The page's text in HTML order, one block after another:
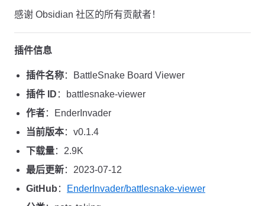
感谢 Obsidian 社区的所有贡献者！
插件信息
插件名称：BattleSnake Board Viewer
插件 ID ：battlesnake-viewer
作者：EnderInvader
当前版本：v0.1.4
下载量：2.9K
最后更新：2023-07-12
GitHub ：
EnderInvader/battlesnake-viewer